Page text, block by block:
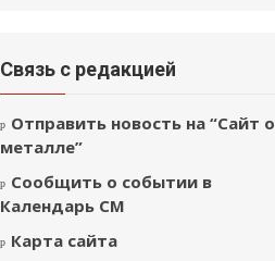
Связь с редакцией
Отправить новость на “Сайт о
металле”
Сообщить о событии в
Календарь СМ
Карта сайта